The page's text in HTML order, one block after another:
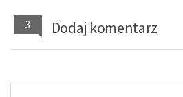
3 Dodaj komentarz